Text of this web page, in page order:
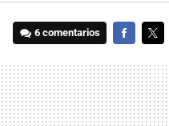
6 comentarios